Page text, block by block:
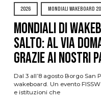
2026 MONDIALI WAKEBOARD
Mondiali di
Salto: al via
grazie ai nostri
Dal 3 all’8 agosto Borgo
wakeboard. Un evento
e istituzioni che